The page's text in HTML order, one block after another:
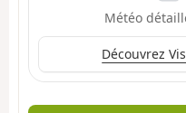
Météo
Découvrez